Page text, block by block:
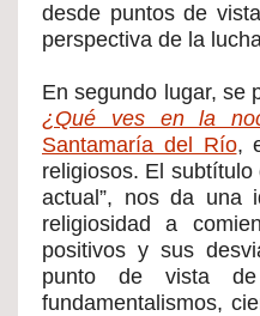
desde puntos de
perspectiva de la
En segundo lugar, se
¿Qué ves en la
Santamaría del Río,
religiosos. El
actual”, nos da una
religiosidad a
positivos y sus
punto de vista
fundamentalismos,